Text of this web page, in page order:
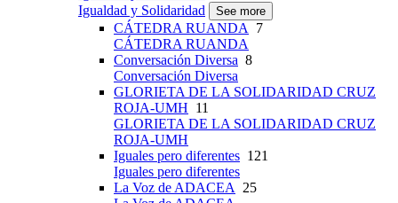
Igualdad y Solidaridad
See more
CÁTEDRA RUANDA
7
CÁTEDRA RUANDA
Conversación Diversa 8
Conversación Diversa
GLORIETA DE LA SOLIDARIDAD CRUZ
ROJA-UMH 11
GLORIETA DE LA SOLIDARIDAD CRUZ
ROJA-UMH
Iguales pero diferentes 121
Iguales pero diferentes
La Voz de ADACEA
25